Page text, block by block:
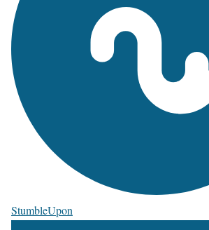
StumbleUpon